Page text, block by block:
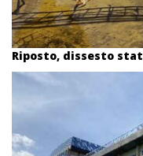
Riposto, dissesto